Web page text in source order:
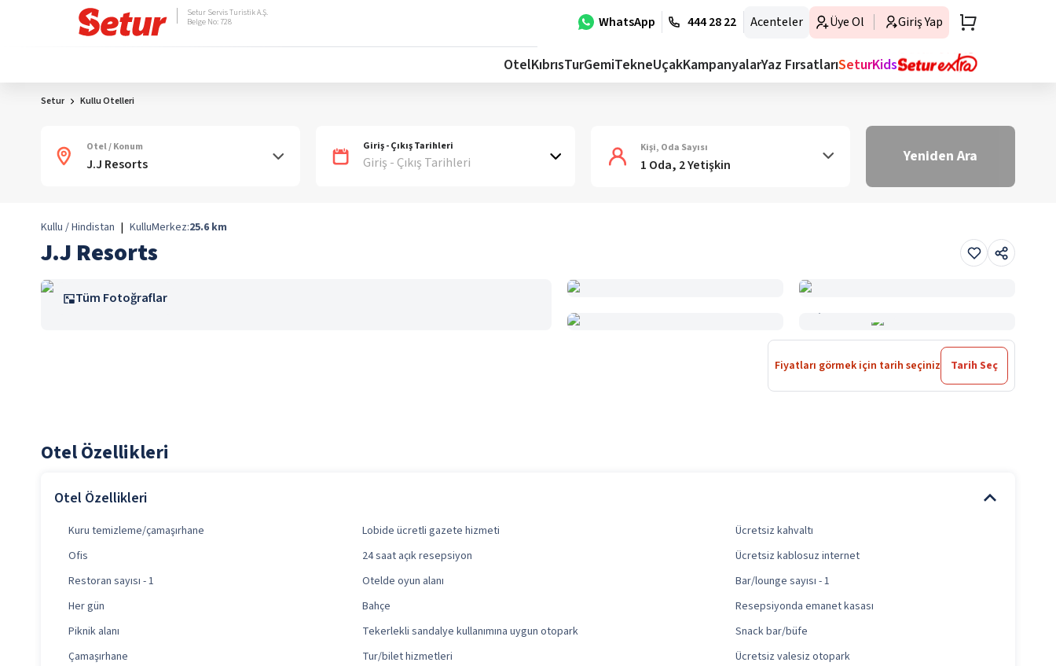
WhatsApp 444 28 22 Acenteler Üye Ol Giriş Yap
Setur Servis Turistik A.Ş.
Belge No: 728
OtelKıbrısTurGemiTekneUçakKampanyalarYaz FırsatlarıSeturKids
Setur Kullu Otelleri
Otel / Konum Giriş - Çıkış Tarihleri
Giriş - Çıkış Tarihleri
Kişi, Oda Sayısı
1 Oda, 2 Yetişkin Yeniden Ara
Kullu / Hindistan | KulluMerkez:25.6 km
J.J Resorts
Tüm Fotoğraflar
Fiyatları görmek için tarih seçiniz Tarih Seç
Otel Özellikleri
Otel Özellikleri
Kuru temizleme/çamaşırhane Lobide ücretli gazete hizmeti
Ücretsiz kahvaltı
Ofis
24 saat açık resepsiyon
Ücretsiz kablosuz internet
Restoran sayısı - 1
Otelde oyun alanı
Bar/lounge sayısı - 1
Her gün
Bahçe
Resepsiyonda emanet kasası
Piknik alanı
Tekerlekli sandalye kullanımına uygun otopark
Snack bar/büfe
Çamaşırhane
Tur/bilet hizmetleri
Ücretsiz valesiz otopark